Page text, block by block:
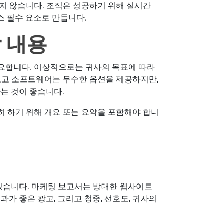
않습니다. 조직은 성공하기 위해 실시간
필수 요소로 만듭니다.
내용
합니다. 이상적으로는 귀사의 목표에 따라
소프트웨어는 무수한 옵션을 제공하지만,
것이 좋습니다.
하기 위해 개요 또는 요약을 포함해야 합니
니다. 마케팅 보고서는 방대한 웹사이트
가 좋은 광고, 그리고 청중, 선호도, 귀사의